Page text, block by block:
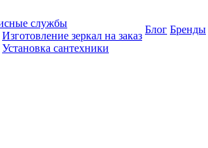
службы
Изготовление зеркал на заказ
Установка сантехники
Блог Бренды